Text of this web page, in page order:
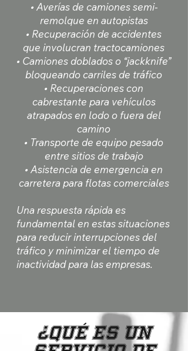
• Averías de camiones semi-
remolque en autopistas
• Recuperación de accidentes
que involucran tractocamiones
• Camiones doblados o “jackknife”
bloqueando carriles de tráfico
• Recuperaciones con
cabrestante para vehículos
atrapados en lodo o fuera del
camino
• Transporte de equipo pesado
entre sitios de trabajo
• Asistencia de emergencia en
carretera para flotas comerciales
Una respuesta rápida es
fundamental en estas situaciones
para reducir interrupciones del
tráfico y minimizar el tiempo de
inactividad para las empresas.
¿Qué es un